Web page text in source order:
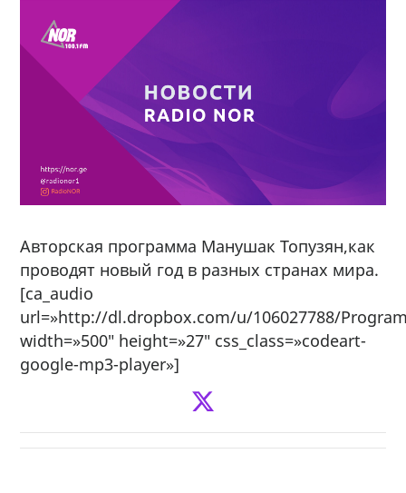
Авторская программа Манушак Топузян,как
проводят новый год в разных странах мира.
[ca_audio
url=»http://dl.dropbox.com/u/106027788/
width=»500″ height=»27″ css_class=»codeart-
google-mp3-player»]